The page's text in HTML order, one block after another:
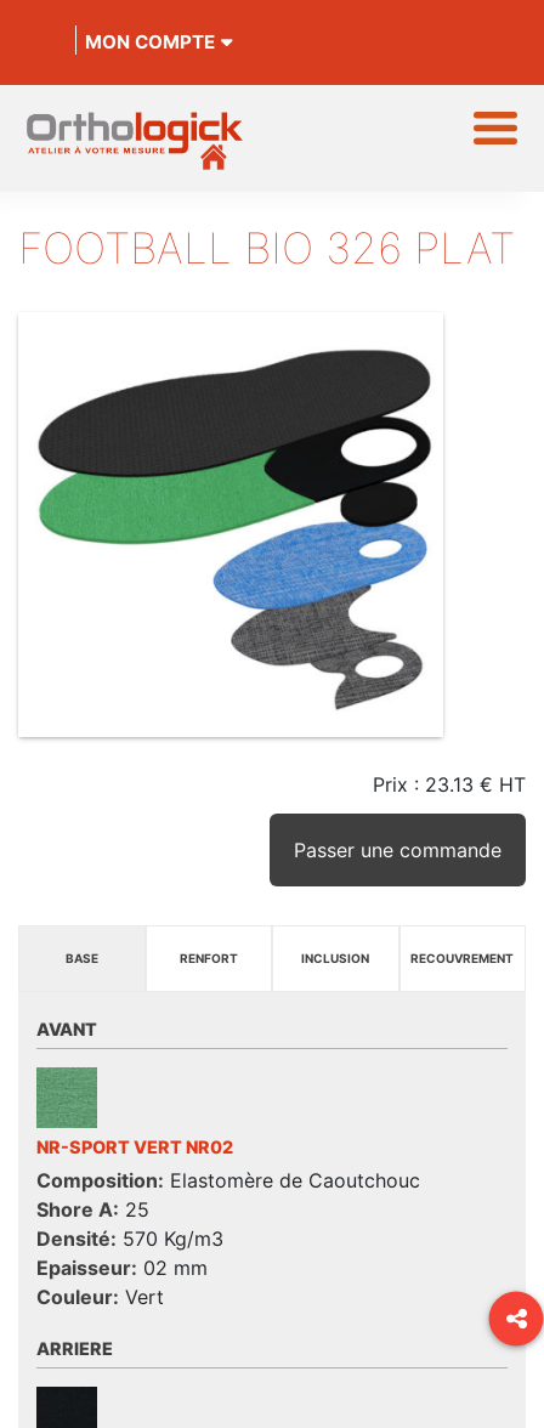
MON COMPTE
FOOTBALL BIO 326 PLAT
STOCK
Prix : 23.13 € HT
Passer une commande
BASE RENFORT INCLUSION RECOUVREMENT
AVANT
NR-SPORT VERT NR02
Composition: Elastomère de Caoutchouc
Shore A: 25
Densité: 570 Kg/m3
Epaisseur: 02 mm
Couleur: Vert
ARRIERE